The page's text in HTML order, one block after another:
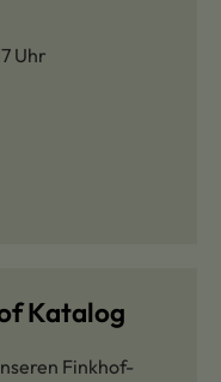
Uhr
Katalog
Finkhof-